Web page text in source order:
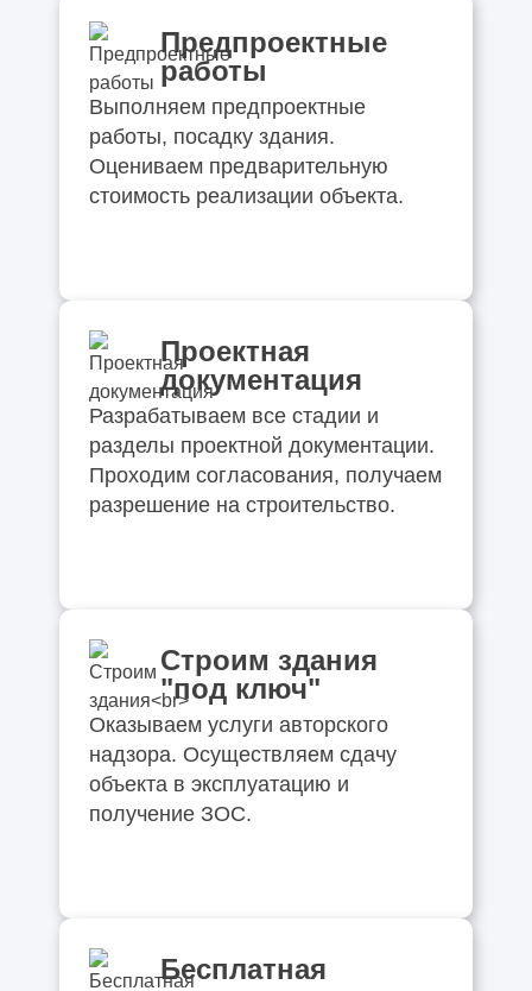
Предпроектные
работы
Выполняем предпроектные
работы, посадку здания.
Оцениваем предварительную
стоимость реализации объекта.
Проектная
документация
Разрабатываем все стадии и
разделы проектной документации.
Проходим согласования, получаем
разрешение на строительство.
Строим здания
"под ключ"
Оказываем услуги авторского
надзора. Осуществляем сдачу
объекта в эксплуатацию и
получение ЗОС.
Бесплатная